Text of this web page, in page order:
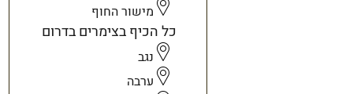
מישור החוף
כל הכיף בצימרים בדרום
נגב
ערבה